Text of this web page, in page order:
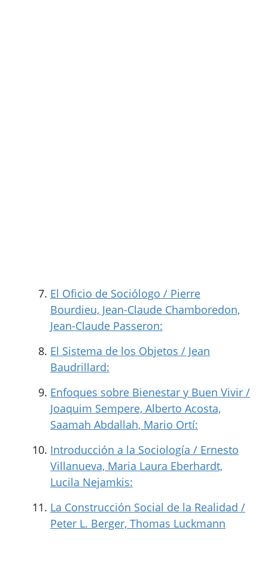
El Oficio de Sociólogo / Pierre
Bourdieu, Jean-Claude Chamboredon,
Jean-Claude Passeron:
El Sistema de los Objetos / Jean
Baudrillard:
Enfoques sobre Bienestar y Buen Vivir /
Joaquim Sempere, Alberto Acosta,
Saamah Abdallah, Mario Ortí:
Introducción a la Sociología / Ernesto
Villanueva, Maria Laura Eberhardt,
Lucila Nejamkis:
La Construcción Social de la Realidad /
Peter L. Berger, Thomas Luckmann